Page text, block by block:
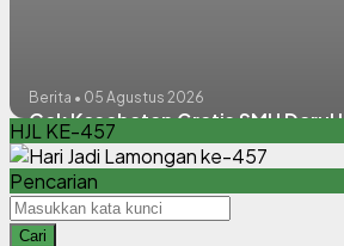
Berita • 05 Agustus 2026
Cek Kesehatan Gratis SMU Darul
HJL KE-457
Pencarian
Cari